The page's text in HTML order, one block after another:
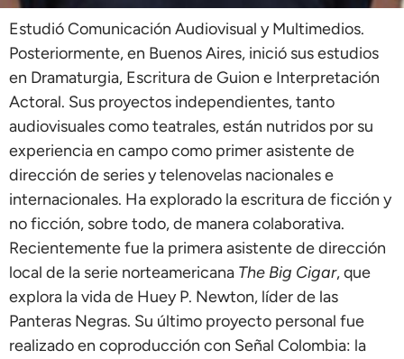
Estudió Comunicación Audiovisual y Multimedios.
Posteriormente, en Buenos Aires, inició sus estudios
en Dramaturgia, Escritura de Guion e Interpretación
Actoral. Sus proyectos independientes, tanto
audiovisuales como teatrales, están nutridos por su
experiencia en campo como primer asistente de
dirección de series y telenovelas nacionales e
internacionales. Ha explorado la escritura de ficción y
no ficción, sobre todo, de manera colaborativa.
Recientemente fue la primera asistente de dirección
local de la serie norteamericana The Big Cigar, que
explora la vida de Huey P. Newton, líder de las
Panteras Negras. Su último proyecto personal fue
realizado en coproducción con Señal Colombia: la